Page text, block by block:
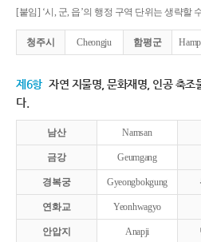
[붙임] ‘시, 군, 읍’의 행정 구역 단위는 생략할
청주시 Cheongju 함평군
제6항 자연 지물명, 문화재명, 인공 축조
다.
남산 Namsan
금강 Geumgang
경복궁 Gyeongbokgung
연화교 Yeonhwagyo
안압지 Anapji